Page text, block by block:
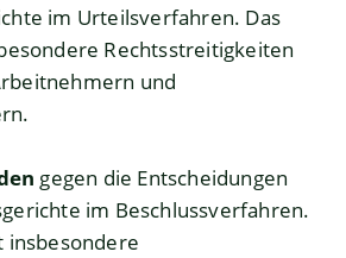
im Urteilsverfahren. Das
Rechtsstreitigkeiten
und
gegen die Entscheidungen
im Beschlussverfahren.
insbesondere